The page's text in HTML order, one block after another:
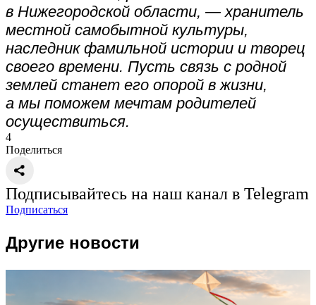
в Нижегородской области, — хранитель
местной самобытной культуры,
наследник фамильной истории и творец
своего времени. Пусть связь с родной
землей станет его опорой в жизни,
а мы поможем мечтам родителей
осуществиться.
4
Поделиться
Подписывайтесь на наш канал в Telegram
Подписаться
Другие новости